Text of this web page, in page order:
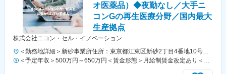
オ医薬品）◆夜勤なし／大手ニ
コンGの再生医療分野／国内最大
生産拠点
株式会社ニコン・セル・イノベーション
＜勤務地詳細＞新砂事業所住所：東京都江東区新砂2丁目4番地10号東
京グランポートAKB 勤務地最寄駅：JR京葉線／潮見駅受動喫煙対策：
＜予定年収＞500万円～650万円＜賃金形態＞月給制賃金改定あり＜賃
金内訳＞月額（基本給）：255,000円～350,000円＜月給＞255,000円